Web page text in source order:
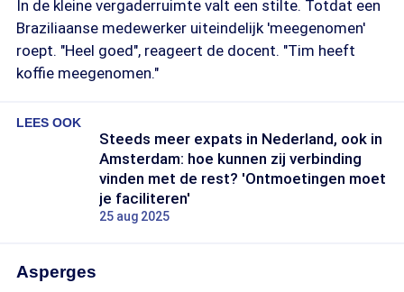
In de kleine vergaderruimte valt een stilte. Totdat een
Braziliaanse medewerker uiteindelijk 'meegenomen'
roept. "Heel goed", reageert de docent. "Tim heeft
koffie meegenomen."
LEES OOK
Steeds meer expats in Nederland, ook in
Amsterdam: hoe kunnen zij verbinding
vinden met de rest? 'Ontmoetingen moet
je faciliteren'
25 aug 2025
Asperges